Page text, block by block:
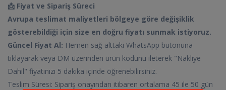
📩 Fiyat ve Sipariş Süreci
Avrupa teslimat maliyetleri bölgeye göre değişiklik
gösterebildiği için size en doğru fiyatı sunmak istiyoruz.
Güncel Fiyat Al: Hemen sağ alttaki WhatsApp butonuna
tıklayarak veya DM üzerinden ürün kodunu ileterek "Nakliye
Dahil" fiyatınızı 5 dakika içinde öğrenebilirsiniz.
Teslim Süresi: Sipariş onayından itibaren ortalama 45 ile 50 gün